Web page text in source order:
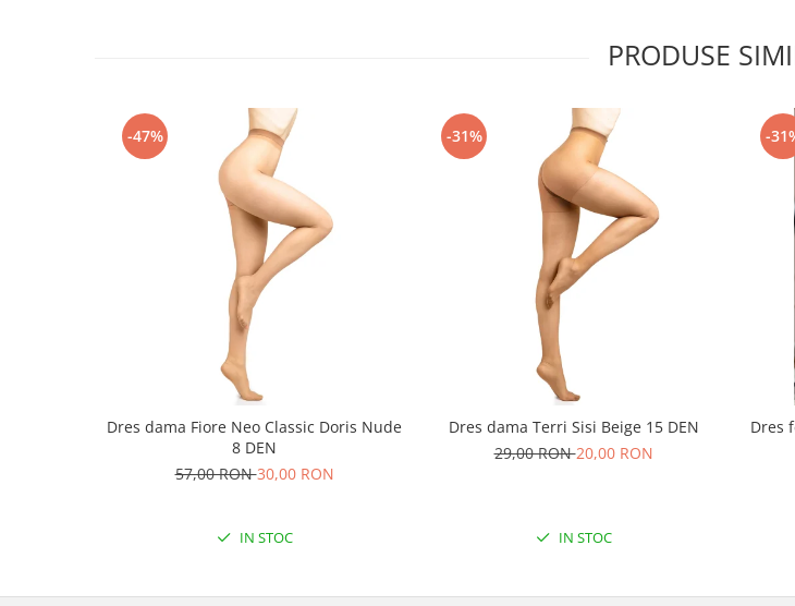
PRODUSE
-47%
Dres dama Fiore Neo Classic Doris Nude
8 DEN
57,00 RON30,00 RON
IN STOC
-31%
Dres dama Terri Sisi Beige 15 DEN
29,00 RON20,00 RON
IN STOC
-
Dres